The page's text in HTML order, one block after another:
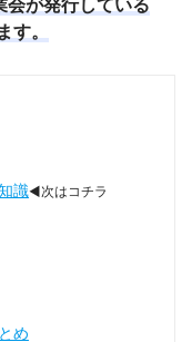
が発行している
す。
識◀次はコチラ
め